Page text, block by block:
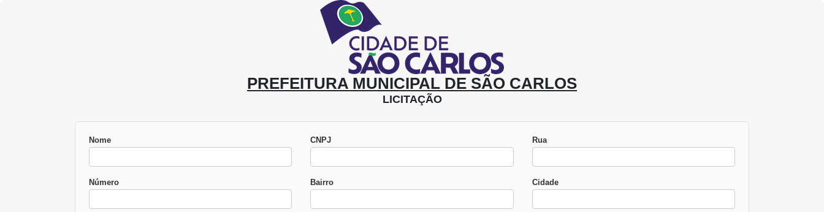
PREFEITURA MUNICIPAL DE SÃO CARLOS
LICITAÇÃO
Nome CNPJ Rua
Número Bairro Cidade